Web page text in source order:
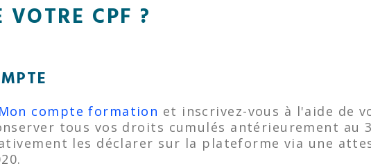
CPF ?
Mon compte formation et inscrivez-vous à l'aide de
tous vos droits cumulés antérieurement au
les déclarer sur la plateforme via une